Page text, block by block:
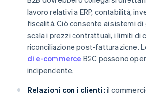
lavoro relativi a ERP, contabilità,
fiscalità. Ciò consente ai sistemi di
scala i prezzi contrattuali, i limiti di
riconciliazione post-fatturazione.
di e-commerce B2C possono
indipendente.
Relazioni con i clienti: il